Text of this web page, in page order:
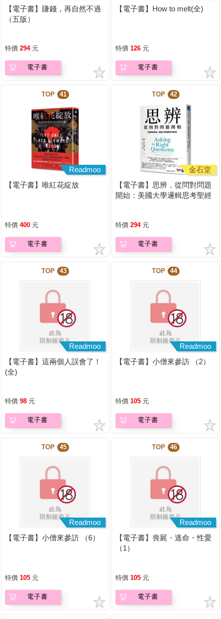
【電子書】賺錢，再自然不過
（五版）
特價 294 元
電子書
【電子書】How to melt(全)
特價 126 元
電子書
TOP 41
Readmoo
【電子書】唯紅花綻放
特價 400 元
電子書
TOP 42
金石堂
【電子書】思辨，從問對問題
開始：美國大學邏輯思考聖經
特價 294 元
電子書
TOP 43
Readmoo
【電子書】這兩個人誤會了！
(全)
特價 98 元
電子書
TOP 44
Readmoo
【電子書】小僧來參訪 （2）
特價 105 元
電子書
TOP 45
Readmoo
【電子書】小僧來參訪 （6）
特價 105 元
電子書
TOP 46
Readmoo
【電子書】喪屍・逃命・性愛
（1）
特價 105 元
電子書